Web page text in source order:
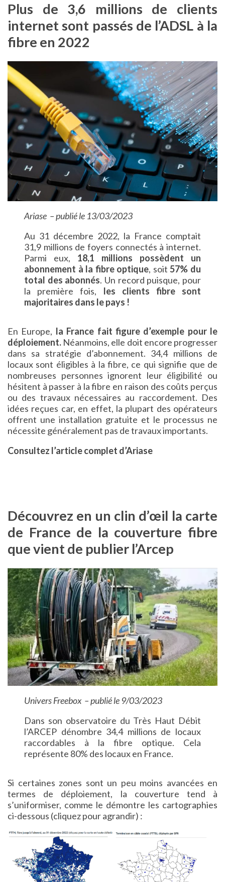
Plus de 3,6 millions de clients
internet sont passés de l’ADSL à la
fibre en 2022
Ariase – publié le 13/03/2023
Au 31 décembre 2022, la France comptait
31,9 millions de foyers connectés à internet.
Parmi eux, 18,1 millions possèdent un
abonnement à la fibre optique, soit57% du
total des abonnés. Un record puisque, pour
la première fois, les clients fibre sont
majoritaires dans le pays !
En Europe, la France fait figure d’exemple pour le
déploiement. Néanmoins, elle doit encore progresser
dans sa stratégie d’abonnement. 34,4 millions de
locaux sont éligibles à la fibre, ce qui signifie que de
nombreuses personnes ignorent leur éligibilité ou
hésitent à passer à la fibre en raison des coûts perçus
ou des travaux nécessaires au raccordement. Des
idées reçues car, en effet, la plupart des opérateurs
offrent une installation gratuite et le processus ne
nécessite généralement pas de travaux importants.
Consultez l’article complet d’Ariase
Découvrez en un clin d’œil la carte
de France de la couverture fibre
que vient de publier l’Arcep
Univers Freebox – publié le 9/03/2023
Dans son observatoire du Très Haut Débit
l’ARCEP dénombre 34,4 millions de locaux
raccordables à la fibre optique. Cela
représente 80% des locaux en France.
Si certaines zones sont un peu moins avancées en
termes de déploiement, la couverture tend à
s’uniformiser, comme le démontre les cartographies
ci-dessous (cliquez pour agrandir) :